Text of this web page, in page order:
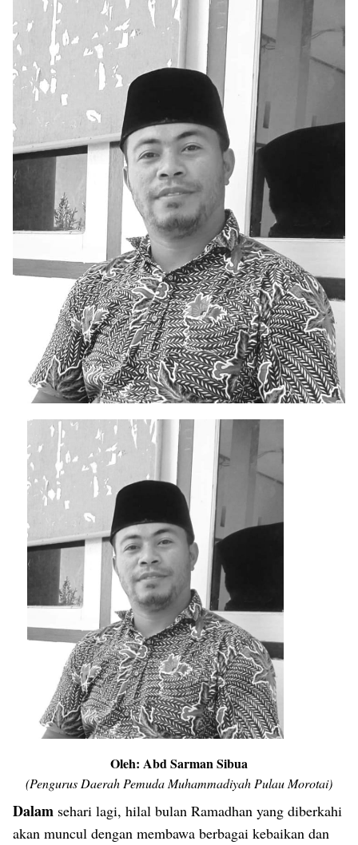
Oleh: Abd Sarman Sibua
(Pengurus Daerah Pemuda Muhammadiyah Pulau Morotai)
Dalam sehari lagi, hilal bulan Ramadhan yang diberkahi
akan muncul dengan membawa berbagai kebaikan dan